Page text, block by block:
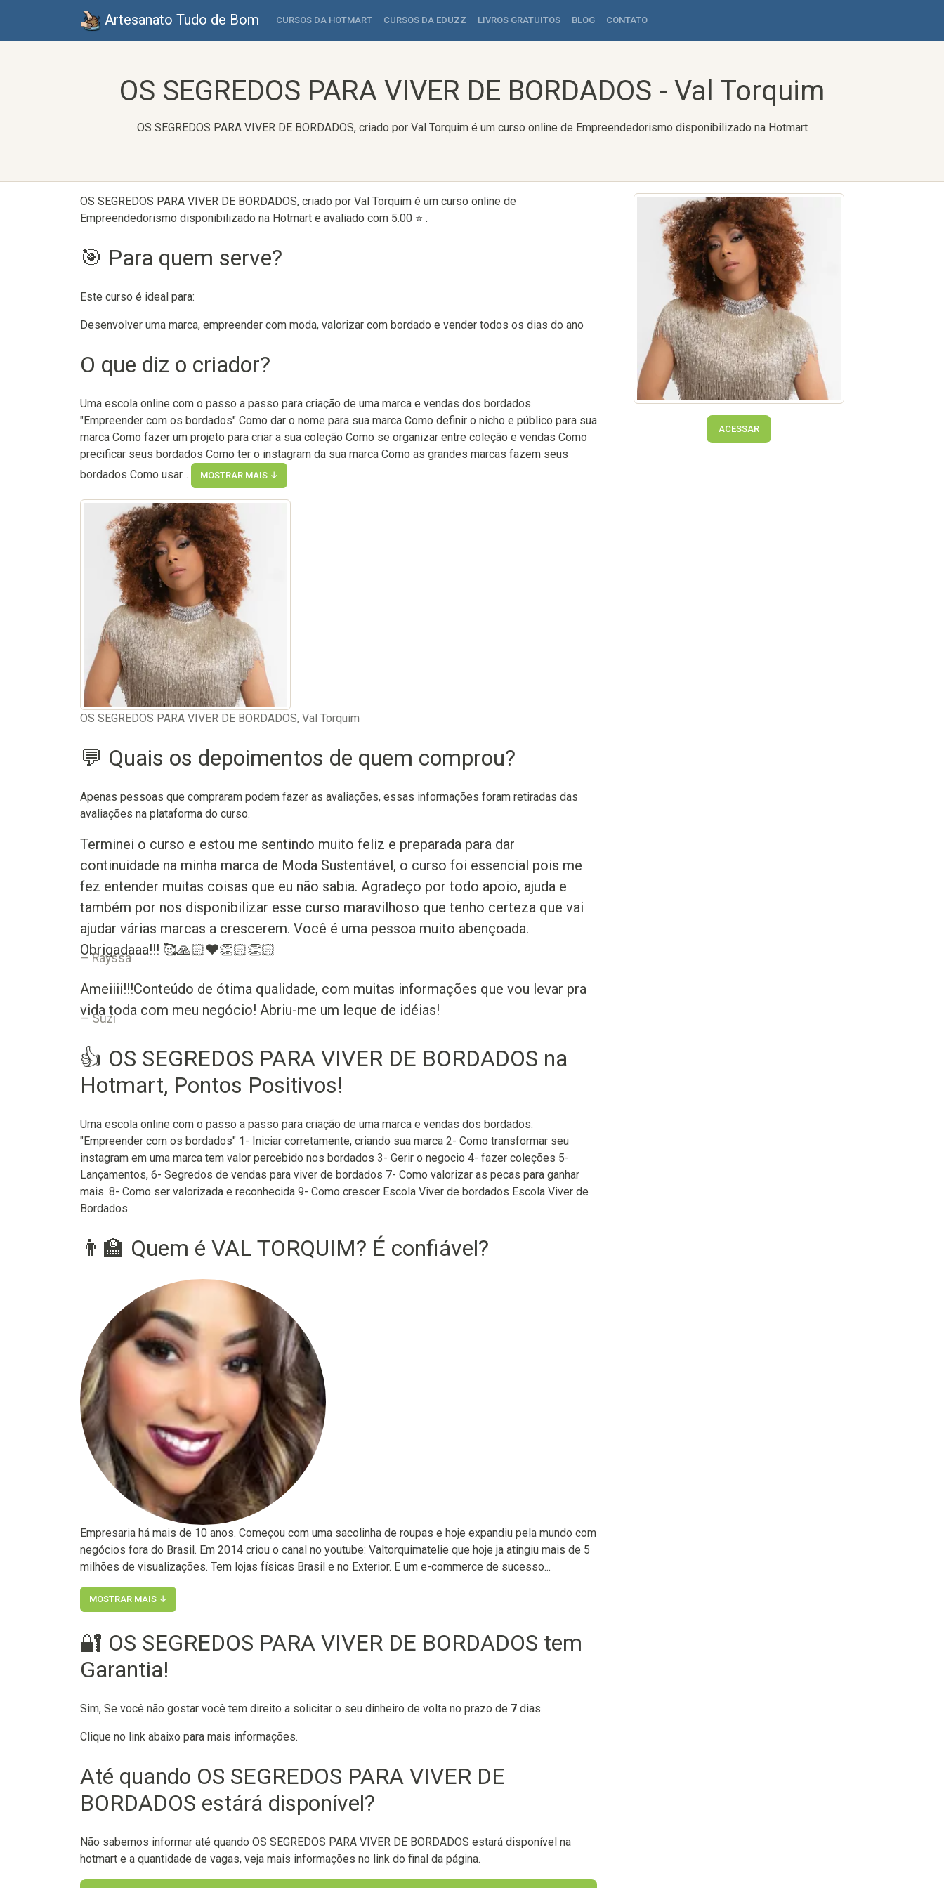
Artesanato Tudo de Bom CURSOS DA HOTMART CURSOS DA EDUZZ LIVROS GRATUITOS BLOG CONTATO
OS SEGREDOS PARA VIVER DE BORDADOS - Val Torquim
OS SEGREDOS PARA VIVER DE BORDADOS, criado por Val Torquim é um curso online de Empreendedorismo disponibilizado na Hotmart
OS SEGREDOS PARA VIVER DE BORDADOS, criado por Val Torquim é um curso online de
Empreendedorismo disponibilizado na Hotmart e avaliado com 5.00 ⭐ .
🎯 Para quem serve?
Este curso é ideal para:
Desenvolver uma marca, empreender com moda, valorizar com bordado e vender todos os dias do ano
O que diz o criador?
Uma escola online com o passo a passo para criação de uma marca e vendas dos bordados.
"Empreender com os bordados" Como dar o nome para sua marca Como definir o nicho e público para sua
marca Como fazer um projeto para criar a sua coleção Como se organizar entre coleção e vendas Como
precificar seus bordados Como ter o instagram da sua marca Como as grandes marcas fazem seus
bordados Como usar...
MOSTRAR MAIS ↓
OS SEGREDOS PARA VIVER DE BORDADOS, Val Torquim
💬 Quais os depoimentos de quem comprou?
Apenas pessoas que compraram podem fazer as avaliações, essas informações foram retiradas das
avaliações na plataforma do curso.
Terminei o curso e estou me sentindo muito feliz e preparada para dar
continuidade na minha marca de Moda Sustentável, o curso foi essencial pois me
fez entender muitas coisas que eu não sabia. Agradeço por todo apoio, ajuda e
também por nos disponibilizar esse curso maravilhoso que tenho certeza que vai
ajudar várias marcas a crescerem. Você é uma pessoa muito abençoada.
Obrigadaaa!!! 🥰🙏🏻❤👏🏻👏🏻
Rayssa
Ameiiii!!!Conteúdo de ótima qualidade, com muitas informações que vou levar pra
vida toda com meu negócio! Abriu-me um leque de idéias!
Suzi
👍 OS SEGREDOS PARA VIVER DE BORDADOS na
Hotmart, Pontos Positivos!
Uma escola online com o passo a passo para criação de uma marca e vendas dos bordados.
"Empreender com os bordados" 1- Iniciar corretamente, criando sua marca 2- Como transformar seu
instagram em uma marca tem valor percebido nos bordados 3- Gerir o negocio 4- fazer coleções 5-
Lançamentos, 6- Segredos de vendas para viver de bordados 7- Como valorizar as pecas para ganhar
mais. 8- Como ser valorizada e reconhecida 9- Como crescer Escola Viver de bordados Escola Viver de
Bordados
👨‍🏫 Quem é VAL TORQUIM? É confiável?
Empresaria há mais de 10 anos. Começou com uma sacolinha de roupas e hoje expandiu pela mundo com
negócios fora do Brasil. Em 2014 criou o canal no youtube: Valtorquimatelie que hoje ja atingiu mais de 5
milhões de visualizações. Tem lojas físicas Brasil e no Exterior. E um e-commerce de sucesso...
MOSTRAR MAIS ↓
🔐 OS SEGREDOS PARA VIVER DE BORDADOS tem
Garantia!
Sim, Se você não gostar você tem direito a solicitar o seu dinheiro de volta no prazo de 7 dias.
Clique no link abaixo para mais informações.
Até quando OS SEGREDOS PARA VIVER DE
BORDADOS estárá disponível?
Não sabemos informar até quando OS SEGREDOS PARA VIVER DE BORDADOS estará disponível na
hotmart e a quantidade de vagas, veja mais informações no link do final da página.
ACESSAR